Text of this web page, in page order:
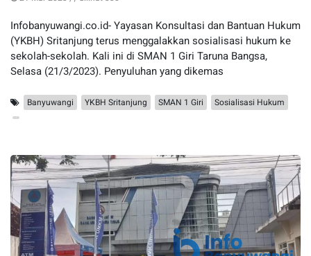
Infobanyuwangi.co.id- Yayasan Konsultasi dan Bantuan Hukum
(YKBH) Sritanjung terus menggalakkan sosialisasi hukum ke
sekolah-sekolah. Kali ini di SMAN 1 Giri Taruna Bangsa,
Selasa (21/3/2023). Penyuluhan yang dikemas
Banyuwangi YKBH Sritanjung SMAN 1 Giri Sosialisasi Hukum